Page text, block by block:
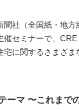
聞社（全国紙・地
催セミナーで、
宅に関するさまざま
ーマ 〜これまで